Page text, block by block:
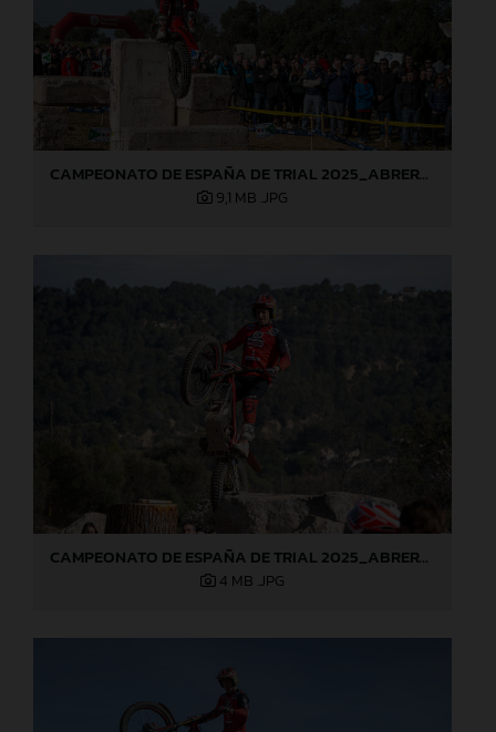
CAMPEONATO DE ESPAÑA DE TRIAL 2025_ABRERA (Barcelona), 1ª prueba_Jaime Busto
9,1 MB .JPG
CAMPEONATO DE ESPAÑA DE TRIAL 2025_ABRERA (Barcelona), 1ª prueba_Jaime Busto
4 MB .JPG